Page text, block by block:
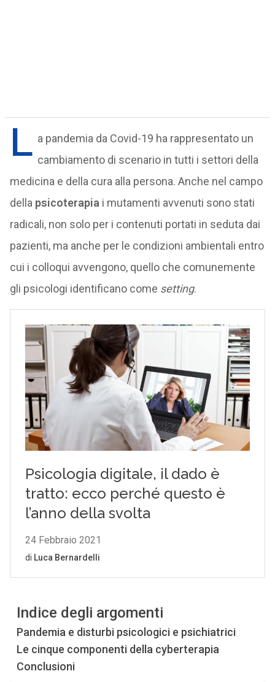
L a pandemia da Covid-19 ha rappresentato un
cambiamento di scenario in tutti i settori della
medicina e della cura alla persona. Anche nel campo
della psicoterapia i mutamenti avvenuti sono stati
radicali, non solo per i contenuti portati in seduta dai
pazienti, ma anche per le condizioni ambientali entro
cui i colloqui avvengono, quello che comunemente
gli psicologi identificano come setting.
Indice degli argomenti
Pandemia e disturbi psicologici e psichiatrici
Le cinque componenti della cyberterapia
Conclusioni